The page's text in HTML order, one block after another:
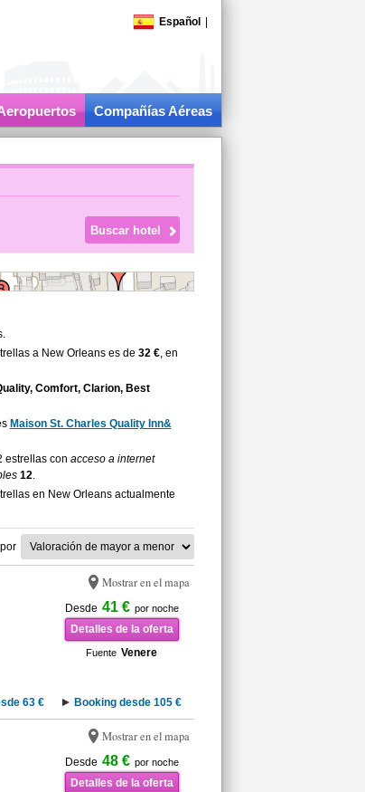
Español
Compañías Aéreas
a New Orleans es de32 €, en
Comfort, Clarion, Best
Maison St. Charles Quality Inn&
estrellas con acceso a internet
12.
en New Orleans actualmente
Mostrar en el mapa
Desde 41 € por noche
Detalles de la oferta
Fuente Venere
63 € Booking desde 105 €
Mostrar en el mapa
Desde 48 € por noche
Detalles de la oferta